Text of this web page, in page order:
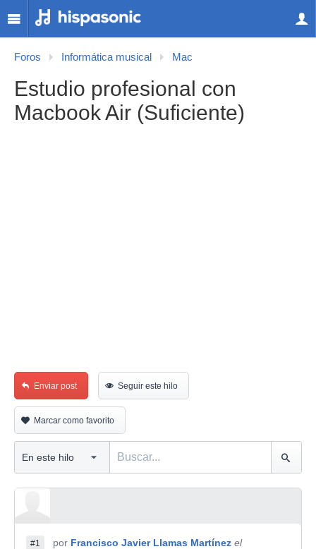
Foros Informática musical Mac
Estudio profesional con
Macbook Air (Suficiente)
Enviar post Seguir este hilo
Marcar como favorito
#1 por Francisco Javier Llamas Martínez el